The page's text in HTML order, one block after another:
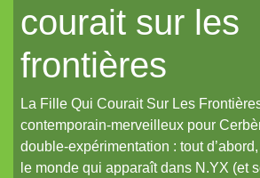
Les aventuriers du Continent perdu
Refuge 17 (Coeurs Vaillants)
Daitoshi Underground Yäger (manga
Un écran pour Coeurs Vaillants // IPP
courait sur les
frontières
La Fille Qui Courait Sur Les
contemporain-merveilleux pour
double-expérimentation : tout d’abord,
le monde qui apparaît dans N.YX (et